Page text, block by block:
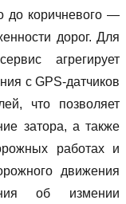
до коричневого —
дорог. Для
агрегирует
с GPS-датчиков
что позволяет
затора, а также
работах и
движения
об измении